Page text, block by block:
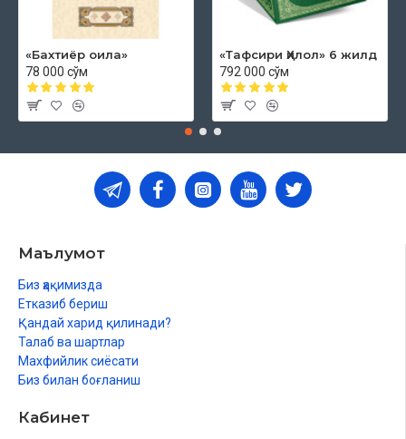
«Бахтиёр оила»
78 000 сўм
«Тафсири Ҳилол» 6 жилд
792 000 сўм
Маълумот
Биз ҳақимизда
Етказиб бериш
Қандай харид қилинади?
Талаб ва шартлар
Махфийлик сиёсати
Биз билан боғланиш
Кабинет